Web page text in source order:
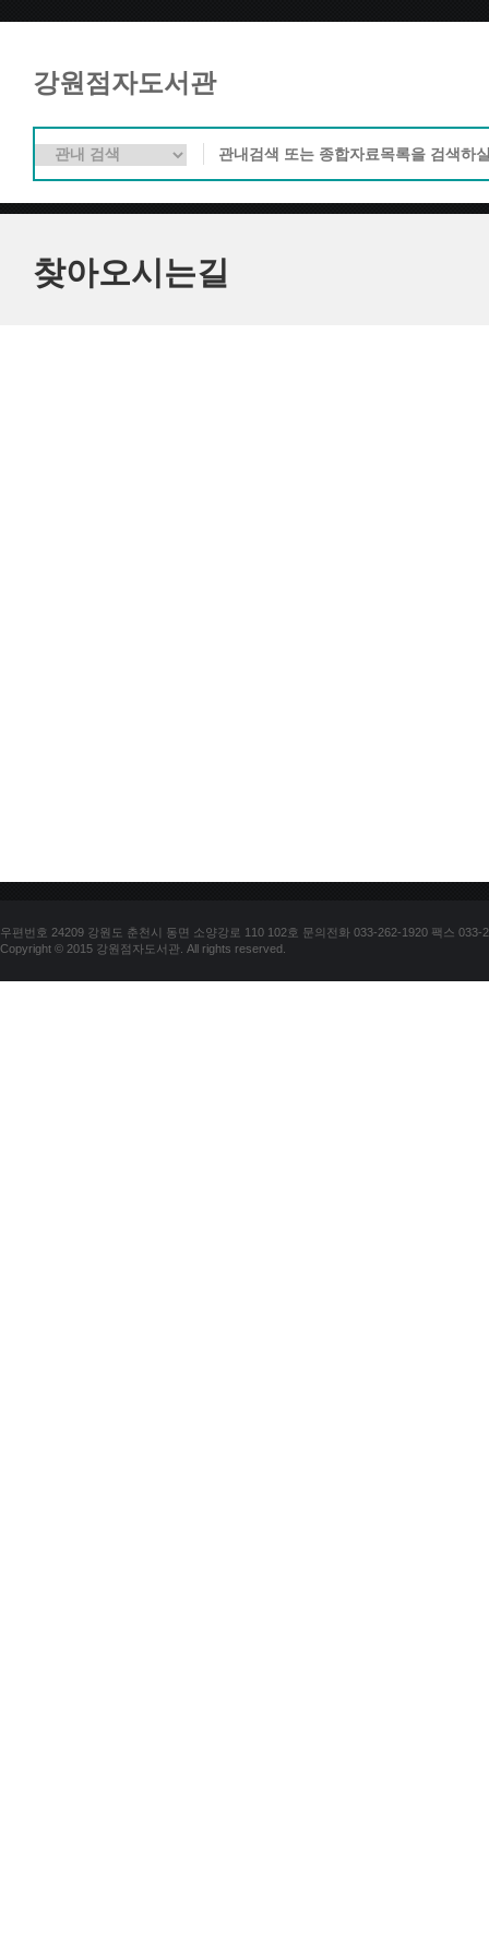
강원점자도서관
찾아오시는길
우편번호 24209 강원도 춘천시 동면 소양강로 110 102호 문의전화 033-262-1920 팩스 033-
Copyright © 2015 강원점자도서관. All rights reserved.